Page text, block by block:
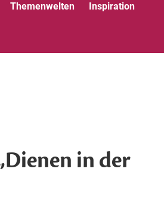
Themenwelten Inspiration
in der